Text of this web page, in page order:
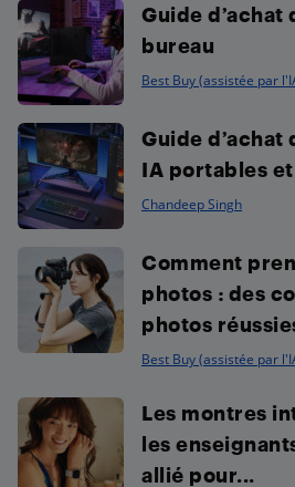
Guide d’achat
bureau
Best Buy (assistée par
Guide d’achat
IA portables
Chandeep Singh
Comment
photos : des
photos
Best Buy (assistée par
Les montres
les
allié pour...